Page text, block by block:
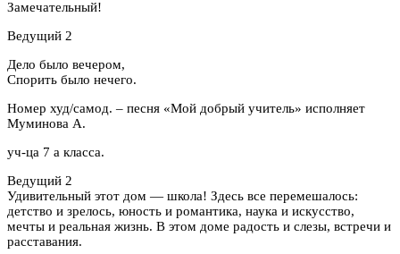
Замечательный!
Ведущий 2
Дело было вечером,
Спорить было нечего.
Номер худ/самод. – песня «Мой добрый учитель» исполняет
Муминова А.
уч-ца 7 а класса.
Ведущий 2
Удивительный этот дом — школа! Здесь все перемешалось:
детство и зрелось, юность и романтика, наука и искусство,
мечты и реальная жизнь. В этом доме радость и слезы, встречи и
расставания.